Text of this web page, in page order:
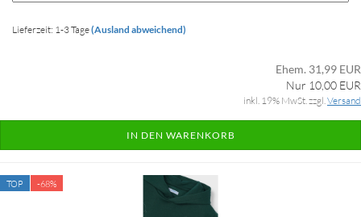
Lieferzeit: 1-3 Tage(Ausland abweichend)
Ehem. 31,99 EUR
Nur 10,00 EUR
inkl. 19% MwSt. zzgl.Versand
IN DEN WARENKORB
TOP -68%